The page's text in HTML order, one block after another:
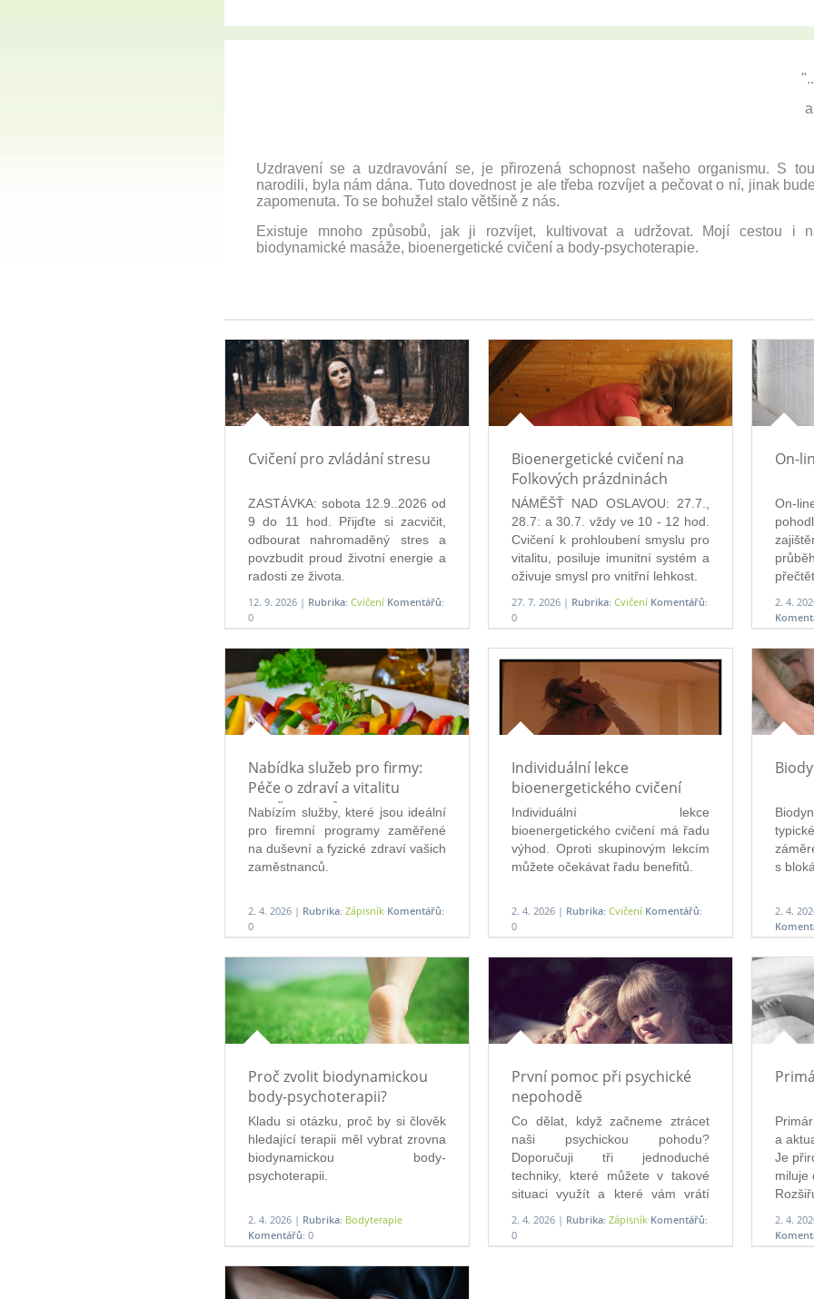
Uzdravení se a uzdravování se, je přirozená schopnost našeho organismu. S
narodili, byla nám dána. Tuto dovednost je ale třeba rozvíjet a pečovat o ní, jinak
zapomenuta. To se bohužel stalo většině z nás.
Existuje mnoho způsobů, jak ji rozvíjet, kultivovat a udržovat. Mojí cestou i
biodynamické masáže, bioenergetické cvičení a body-psychoterapie.
Cvičení pro zvládání stresu
ZASTÁVKA: sobota 12.9..2026 od
9 do 11 hod. Přijďte si zacvičit,
odbourat nahromaděný stres a
povzbudit proud životní energie a
radosti ze života.
12. 9. 2026 | Rubrika: Cvičení Komentářů:
0
Bioenergetické cvičení na
Folkových prázdninách
NÁMĚŠŤ NAD OSLAVOU: 27.7.,
28.7: a 30.7. vždy ve 10 - 12 hod.
Cvičení k prohloubení smyslu pro
vitalitu, posiluje imunitní systém a
oživuje smysl pro vnitřní lehkost.
27. 7. 2026 | Rubrika: Cvičení Komentářů:
0
On-
On-
2. 4.
Nabídka služeb pro firmy:
Péče o zdraví a vitalitu
zaměstnanců
Nabízím služby, které jsou ideální
pro firemní programy zaměřené
na duševní a fyzické zdraví vašich
zaměstnanců.
2. 4. 2026 | Rubrika: Zápisník Komentářů:
0
Individuální lekce
bioenergetického cvičení
Individuální lekce
bioenergetického cvičení má řadu
výhod. Oproti skupinovým lekcím
můžete očekávat řadu benefitů.
2. 4. 2026 | Rubrika: Cvičení Komentářů:
0
s
2. 4.
Proč zvolit biodynamickou
body-psychoterapii?
Kladu si otázku, proč by si člověk
hledající terapii měl vybrat zrovna
biodynamickou body-
psychoterapii.
2. 4. 2026 | Rubrika: Bodyterapie
Komentářů: 0
První pomoc při psychické
nepohodě
Co dělat, když začneme ztrácet
naši psychickou pohodu?
Doporučuji tři jednoduché
techniky, které můžete v takové
situaci využít a které vám vrátí
2. 4. 2026 | Rubrika: Zápisník Komentářů:
0
a
Je
miluje
2. 4.